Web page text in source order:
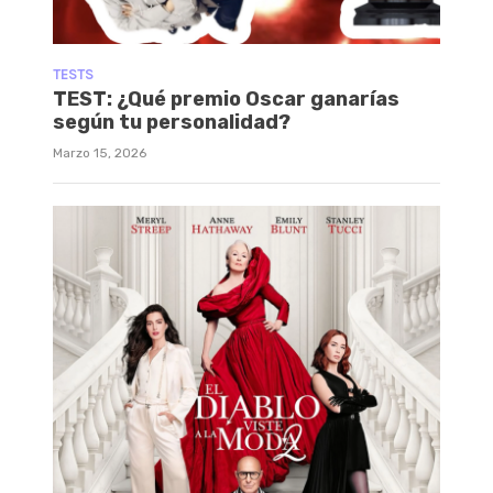
TESTS
TEST: ¿Qué premio Oscar ganarías
según tu personalidad?
Marzo 15, 2026